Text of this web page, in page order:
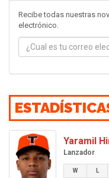
Recibe todas nuestras
electrónico.
Yaramil
Lanzador
W L